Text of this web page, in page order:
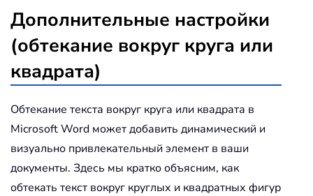
Дополнительные настройки
(обтекание вокруг круга или
квадрата)
Обтекание текста вокруг круга или квадрата в
Microsoft Word может добавить динамический и
визуально привлекательный элемент в ваши
документы. Здесь мы кратко объясним, как
обтекать текст вокруг круглых и квадратных фигур